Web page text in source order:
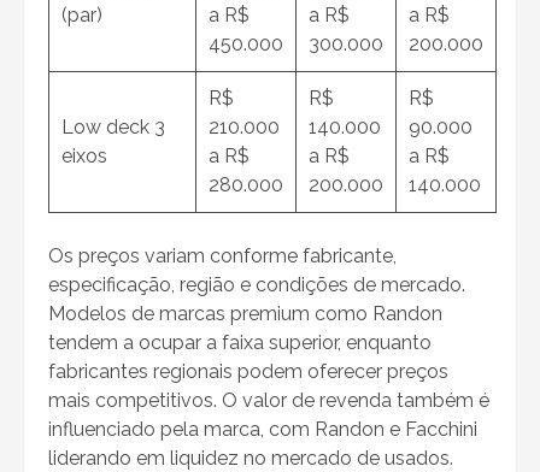
(par)
a R$
450.000
a R$
300.000
a R$
200.000
Low deck 3
eixos
R$
210.000
a R$
280.000
R$
140.000
a R$
200.000
R$
90.000
a R$
140.000
Os preços variam conforme fabricante,
especificação, região e condições de mercado.
Modelos de marcas premium como Randon
tendem a ocupar a faixa superior, enquanto
fabricantes regionais podem oferecer preços
mais competitivos. O valor de revenda também é
influenciado pela marca, com Randon e Facchini
liderando em liquidez no mercado de usados.